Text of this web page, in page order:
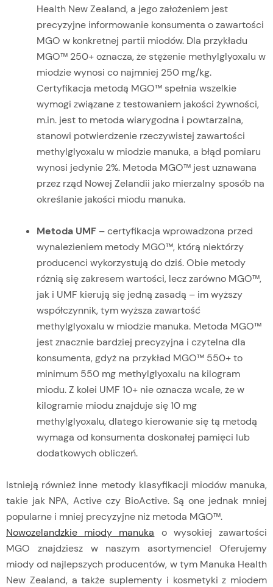
Health New Zealand, a jego założeniem jest
precyzyjne informowanie konsumenta o zawartości
MGO w konkretnej partii miodów. Dla przykładu
MGO™ 250+ oznacza, że stężenie methylglyoxalu w
miodzie wynosi co najmniej 250 mg/kg.
Certyfikacja metodą MGO™ spełnia wszelkie
wymogi związane z testowaniem jakości żywności,
m.in. jest to metoda wiarygodna i powtarzalna,
stanowi potwierdzenie rzeczywistej zawartości
methylglyoxalu w miodzie manuka, a błąd pomiaru
wynosi jedynie 2%. Metoda MGO™ jest uznawana
przez rząd Nowej Zelandii jako mierzalny sposób na
określanie jakości miodu manuka.
Metoda UMF – certyfikacja wprowadzona przed
wynalezieniem metody MGO™, którą niektórzy
producenci wykorzystują do dziś. Obie metody
różnią się zakresem wartości, lecz zarówno MGO™,
jak i UMF kierują się jedną zasadą – im wyższy
współczynnik, tym wyższa zawartość
methylglyoxalu w miodzie manuka. Metoda MGO™
jest znacznie bardziej precyzyjna i czytelna dla
konsumenta, gdyż na przykład MGO™ 550+ to
minimum 550 mg methylglyoxalu na kilogram
miodu. Z kolei UMF 10+ nie oznacza wcale, że w
kilogramie miodu znajduje się 10 mg
methylglyoxalu, dlatego kierowanie się tą metodą
wymaga od konsumenta doskonałej pamięci lub
dodatkowych obliczeń.
Istnieją również inne metody klasyfikacji miodów manuka,
takie jak NPA, Active czy BioActive. Są one jednak mniej
popularne i mniej precyzyjne niż metoda MGO™.
Nowozelandzkie miody manuka o wysokiej zawartości
MGO znajdziesz w naszym asortymencie! Oferujemy
miody od najlepszych producentów, w tym Manuka Health
New Zealand, a także suplementy i kosmetyki z miodem